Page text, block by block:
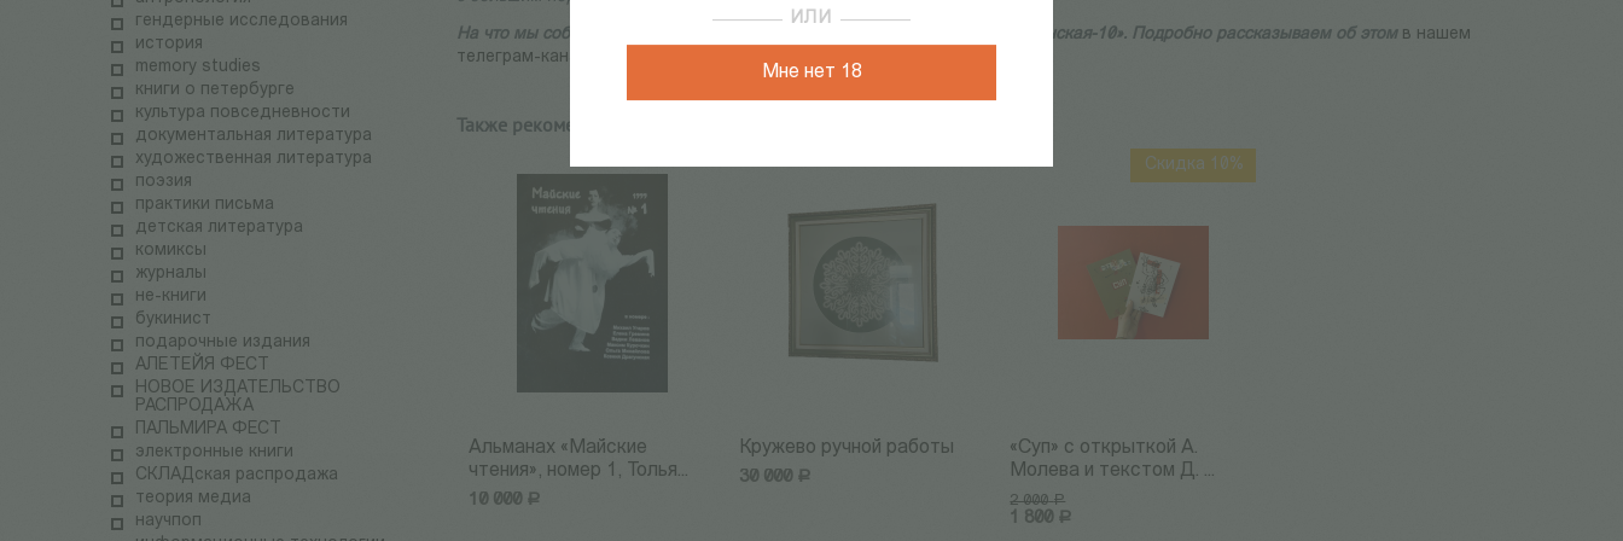
ИЛИ
Мне нет 18
гендерные исследования
история
memory studies
книги о петербурге
культура повседневности
документальная литература
художественная литература
поэзия
практики письма
детская литература
комиксы
журналы
не-книги
букинист
подарочные издания
АЛЕТЕЙЯ ФЕСТ
НОВОЕ ИЗДАТЕЛЬСТВО
РАСПРОДАЖА
ПАЛЬМИРА ФЕСТ
электронные книги
СКЛАДская распродажа
теория медиа
научпоп
На что мы собираем? На открытие нового магазина в арт-центре «Пушкинская-10». Подробно рассказываем об этом в нашем
телеграм-канале
Также рекомендуем:
Альманах «Майские
чтения», номер 1, Толья...
10 000 Р
Кружево ручной работы
30 000 Р
Скидка 10%
«Суп» с открыткой А.
Молева и текстом Д. ...
2 000 Р
1 800 Р